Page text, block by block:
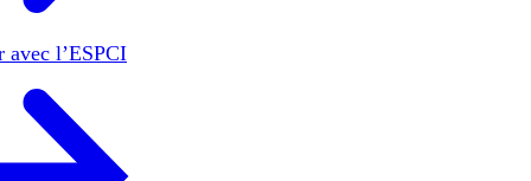
avec l’ESPCI